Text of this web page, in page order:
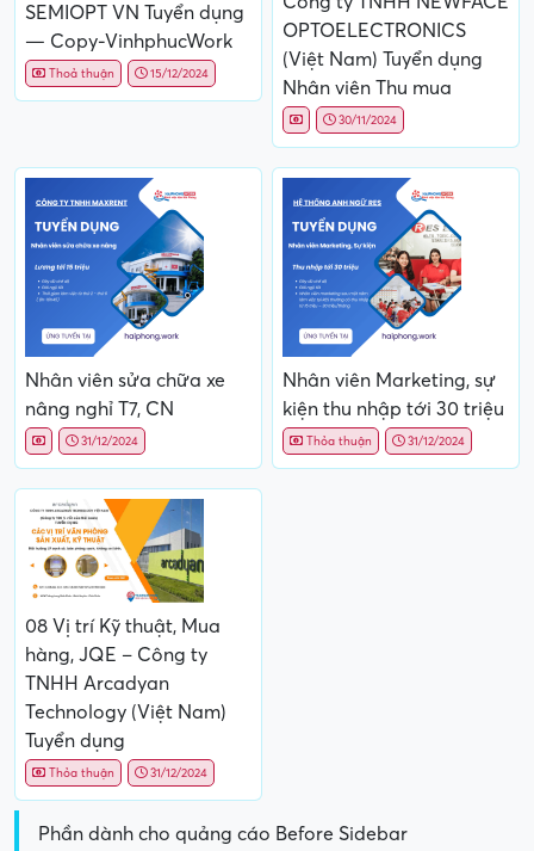
SEMIOPT VN Tuyển dụng
— Copy-VinhphucWork
Thoả thuận 15/12/2024
OPTOELECTRONICS
(Việt Nam) Tuyển dụng
Nhân viên Thu mua
30/11/2024
Nhân viên sửa chữa xe
nâng nghỉ T7, CN
31/12/2024
Nhân viên Marketing, sự
kiện thu nhập tới 30 triệu
Thỏa thuận 31/12/2024
08 Vị trí Kỹ thuật, Mua
hàng, JQE – Công ty
TNHH Arcadyan
Technology (Việt Nam)
Tuyển dụng
Thỏa thuận 31/12/2024
Phần dành cho quảng cáo Before Sidebar